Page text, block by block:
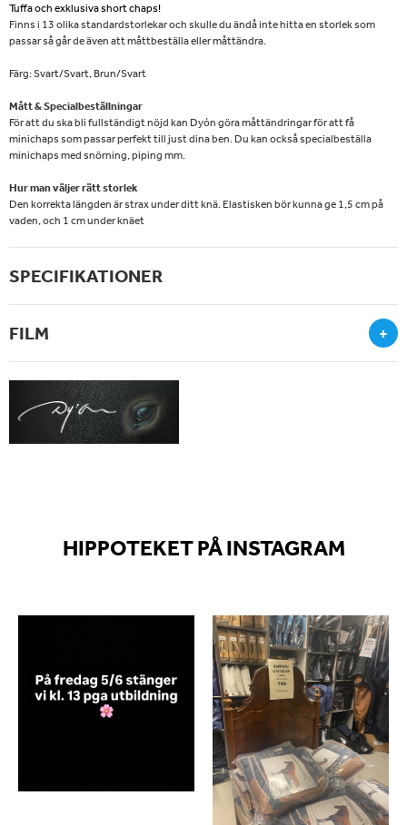
Tuffa och exklusiva short chaps!
Finns i 13 olika standardstorlekar och skulle du ändå inte hitta en storlek som
passar så går de även att måttbeställa eller måttändra.
Färg: Svart/Svart, Brun/Svart
Mått & Specialbeställningar
För att du ska bli fullständigt nöjd kan Dyón göra måttändringar för att få
minichaps som passar perfekt till just dina ben. Du kan också specialbeställa
minichaps med snörning, piping mm.
Hur man väljer rätt storlek
Den korrekta längden är strax under ditt knä. Elastisken bör kunna ge 1,5 cm på
vaden, och 1 cm under knäet
SPECIFIKATIONER
FILM +
HIPPOTEKET PÅ INSTAGRAM